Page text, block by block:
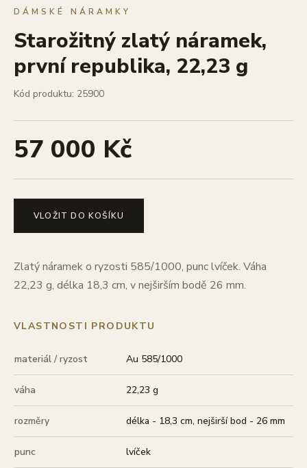
DÁMSKÉ NÁRAMKY
Starožitný zlatý náramek,
první republika, 22,23 g
Kód produktu: 25900
57 000 Kč
VLOŽIT DO KOŠÍKU
Zlatý náramek o ryzosti 585/1000, punc lvíček. Váha
22,23 g, délka 18,3 cm, v nejširším bodě 26 mm.
VLASTNOSTI PRODUKTU
materiál / ryzost Au 585/1000
váha 22,23 g
rozměry délka - 18,3 cm, nejširší bod - 26 mm
punc lvíček